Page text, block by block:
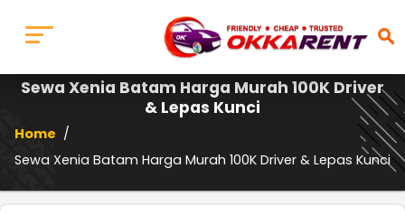
search
Sewa Xenia Batam Harga Murah 100K Driver
& Lepas Kunci
Home /
Sewa Xenia Batam Harga Murah 100K Driver & Lepas Kunci